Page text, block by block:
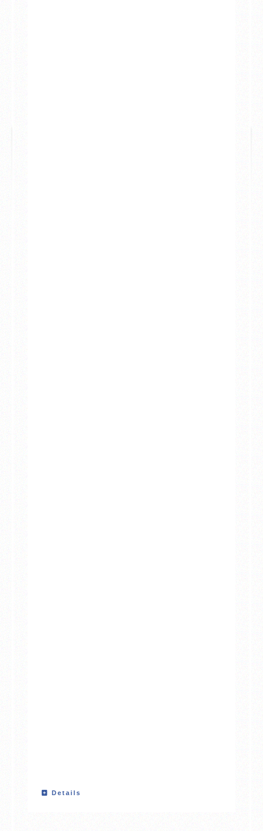
Details